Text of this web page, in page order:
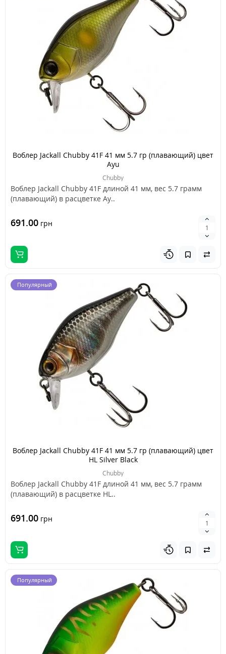
Воблер Jackall Chubby 41F 41 мм 5.7 гр (плавающий) цвет
Ayu
Chubby
Воблер Jackall Chubby 41F длиной 41 мм, вес 5.7 грамм
(плавающий) в расцветке Ay..
691.00 грн
Популярный
Воблер Jackall Chubby 41F 41 мм 5.7 гр (плавающий) цвет
HL Silver Black
Chubby
Воблер Jackall Chubby 41F длиной 41 мм, вес 5.7 грамм
(плавающий) в расцветке HL..
691.00 грн
Популярный